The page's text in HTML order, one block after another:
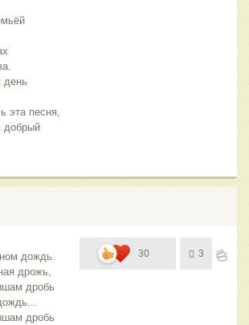
день
эта песня,
добрый
дождь.
дрожь,
дробь
дробь
30 3